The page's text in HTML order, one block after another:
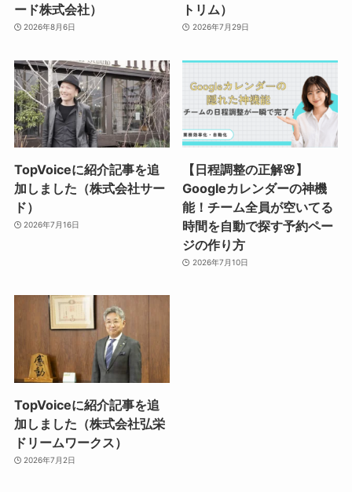
ード株式会社）
2026年8月6日
トリム）
2026年7月29日
TopVoiceに紹介記事を追
加しました（株式会社サー
ド）
2026年7月16日
【日程調整の正解🌸】
Googleカレンダーの神機
能！チーム全員が空いてる
時間を自動で探す予約ペー
ジの作り方
2026年7月10日
TopVoiceに紹介記事を追
加しました（株式会社弘栄
ドリームワークス）
2026年7月2日